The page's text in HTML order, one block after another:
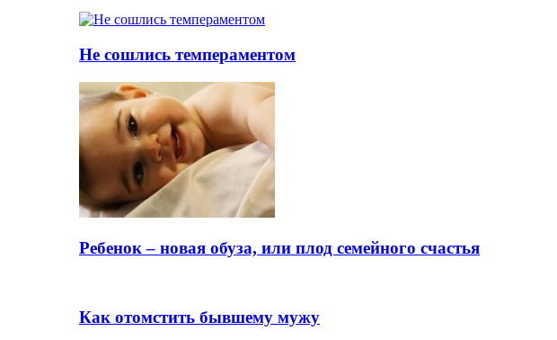
Не сошлись темпераментом
Ребенок – новая обуза, или плод семейного счастья
Как отомстить бывшему мужу